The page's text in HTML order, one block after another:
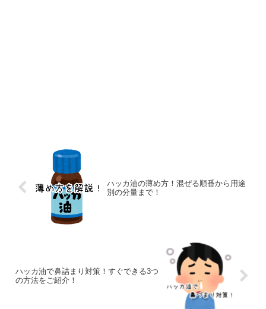
ハッカ油の薄め方！混ぜる順番から用途
別の分量まで！
ハッカ油で鼻詰まり対策！すぐできる3つ
の方法をご紹介！